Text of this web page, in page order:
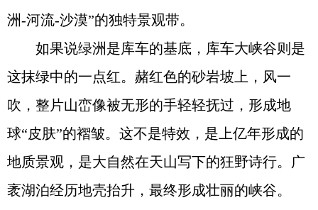
洲-河流-沙漠”的独特景观带。
如果说绿洲是库车的基底，库车大峡谷则是
这抹绿中的一点红。赭红色的砂岩坡上，风一
吹，整片山峦像被无形的手轻轻抚过，形成地
球“皮肤”的褶皱。这不是特效，是上亿年形成的
地质景观，是大自然在天山写下的狂野诗行。广
袤湖泊经历地壳抬升，最终形成壮丽的峡谷。